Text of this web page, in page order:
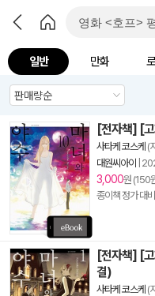
일반 만화
[전자책] [
사타케 코스케 (
대원씨아이
3,000원 (150
종이책 정가 대비
[전자책] [
결)
사타케 코스케 (